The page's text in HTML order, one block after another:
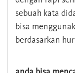
sebuah kata
bisa
berdasarkan